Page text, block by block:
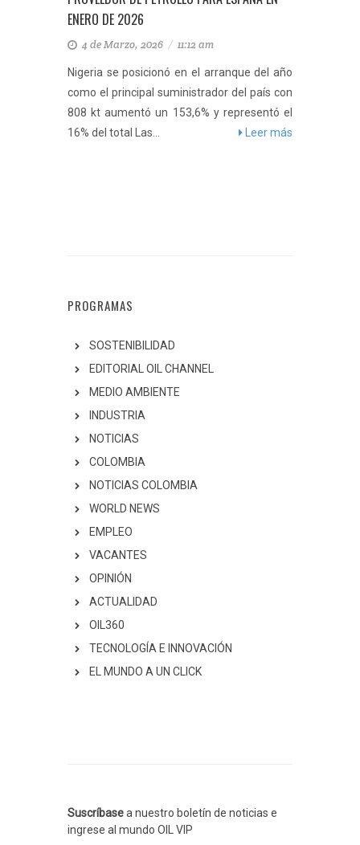
ENERO DE 2026
4 de Marzo, 2026 / 11:12 am
Nigeria se posicionó en el arranque del año
como el principal suministrador del país con
808 kt aumentó un 153,6% y representó el
16% del total Las...
Leer más
PROGRAMAS
SOSTENIBILIDAD
EDITORIAL OIL CHANNEL
MEDIO AMBIENTE
INDUSTRIA
NOTICIAS
COLOMBIA
NOTICIAS COLOMBIA
WORLD NEWS
EMPLEO
VACANTES
OPINIÓN
ACTUALIDAD
OIL360
TECNOLOGÍA E INNOVACIÓN
EL MUNDO A UN CLICK
Suscríbasea nuestro boletín de noticias e
ingrese al mundo OIL VIP